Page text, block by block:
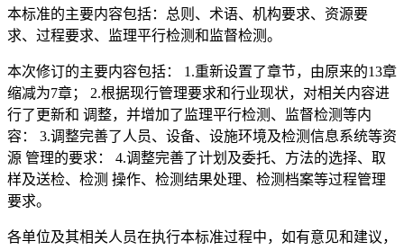
本标准的主要内容包括：总则、术语、机构要求、资源要
求、过程要求、监理平行检测和监督检测。
本次修订的主要内容包括： 1.重新设置了章节，由原来的13章
缩减为7章； 2.根据现行管理要求和行业现状，对相关内容进
行了更新和 调整，并增加了监理平行检测、监督检测等内
容： 3.调整完善了人员、设备、设施环境及检测信息系统等资
源 管理的要求： 4.调整完善了计划及委托、方法的选择、取
样及送检、检测 操作、检测结果处理、检测档案等过程管理
要求。
各单位及其相关人员在执行本标准过程中，如有意见和建议，